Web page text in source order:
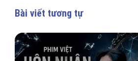
Bài viết tương tự